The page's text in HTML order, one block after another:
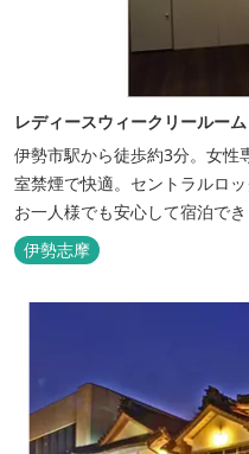
レディースウィークリールーム
伊勢市駅から徒歩約3分。女性
室禁煙で快適。セントラルロ
お一人様でも安心して宿泊でき
伊勢志摩